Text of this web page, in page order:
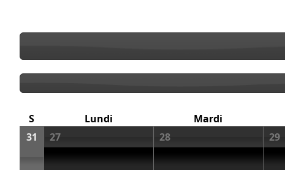
S
Lundi Mardi
31
27 28 29